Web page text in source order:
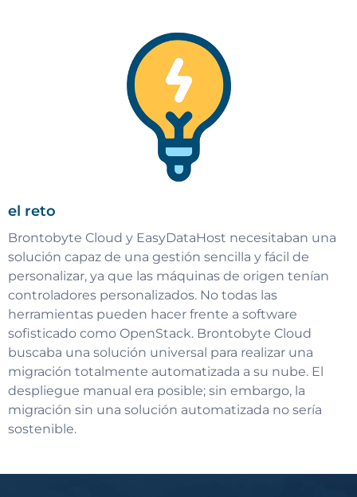
el reto
Brontobyte Cloud y EasyDataHost necesitaban una
solución capaz de una gestión sencilla y fácil de
personalizar, ya que las máquinas de origen tenían
controladores personalizados. No todas las
herramientas pueden hacer frente a software
sofisticado como OpenStack. Brontobyte Cloud
buscaba una solución universal para realizar una
migración totalmente automatizada a su nube. El
despliegue manual era posible; sin embargo, la
migración sin una solución automatizada no sería
sostenible.